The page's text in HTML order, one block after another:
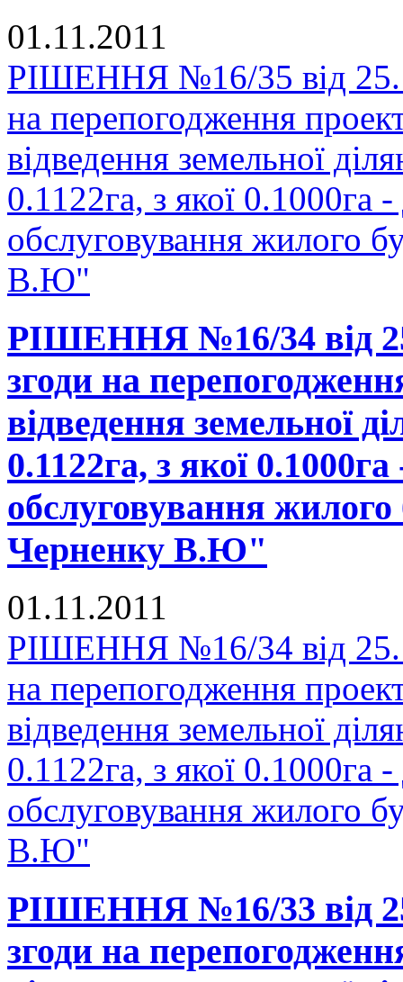
01.11.2011
РІШЕННЯ №16/35 від
на перепогодження
відведення земельної
0.1122га, з якої 0.1000га -
обслуговування жилого
В.Ю"
РІШЕННЯ №16/34 від
згоди на
відведення земельної
0.1122га, з якої
обслуговування
Черненку В.Ю"
01.11.2011
РІШЕННЯ №16/34 від
на перепогодження
відведення земельної
0.1122га, з якої 0.1000га -
обслуговування жилого
В.Ю"
РІШЕННЯ №16/33 від
згоди на